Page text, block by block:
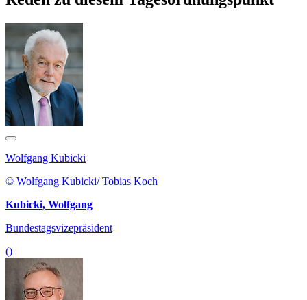
Wolfgang Kubicki
© Wolfgang Kubicki/ Tobias Koch
Kubicki, Wolfgang
Bundestagsvizepräsident
()